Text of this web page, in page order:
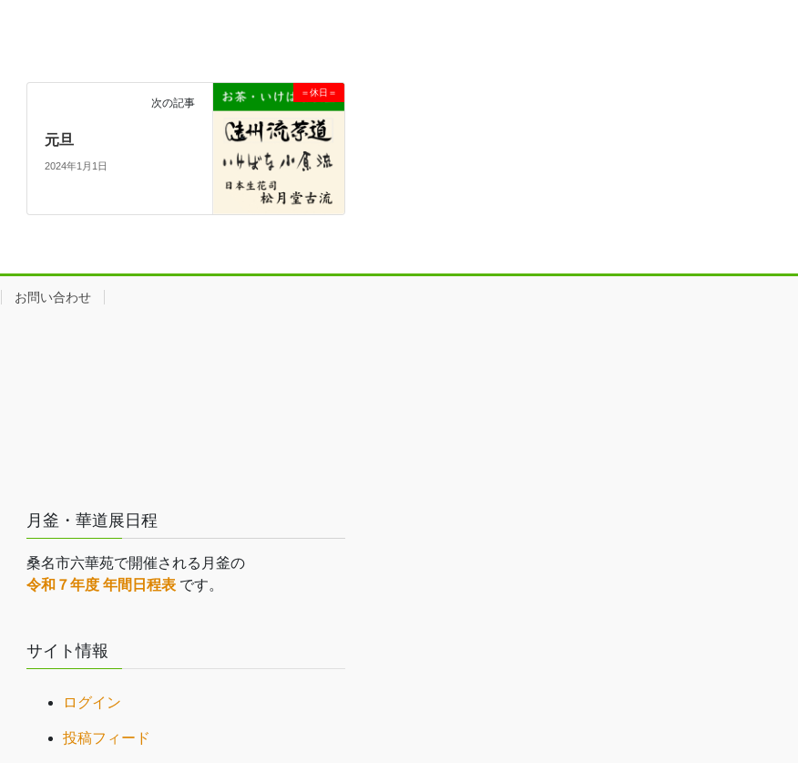
＝休日＝
次の記事
元旦
2024年1月1日
お問い合わせ
月釜・華道展日程
桑名市六華苑で開催される月釜の
令和７年度 年間日程表 です。
サイト情報
ログイン
投稿フィード